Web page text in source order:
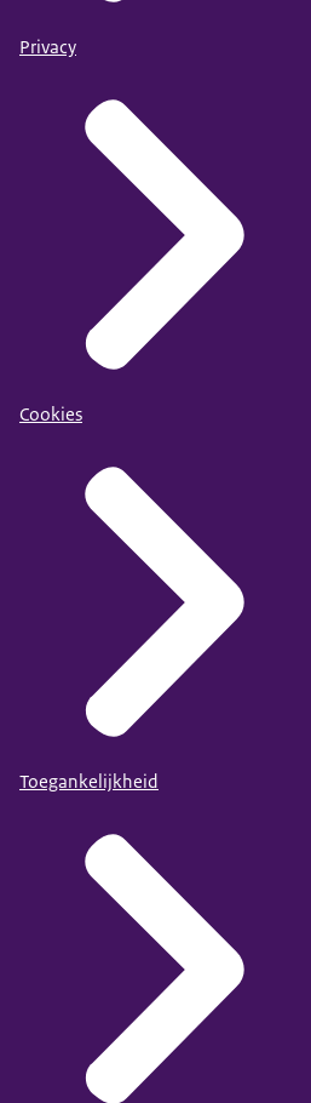
Privacy
Cookies
Toegankelijkheid